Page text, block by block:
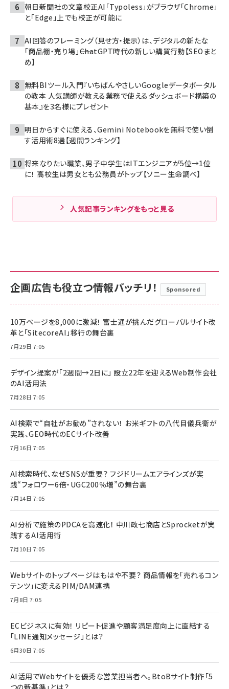
朝日新聞社の文章校正AI「Typoless」がブラウザ「Chrome」
と「Edge」上でも校正が可能に
AI回答のフレーミング（見せ方・提示）は、デジタルの新たな
「商品棚・売り場」――ChatGPT時代の新しい購買行動【SEOまと
め】
無料BIツール入門『いちばんやさしいGoogleデータポータル
の教本 人気講師が教える業務で使えるダッシュボード構築の
基本』を3名様にプレゼント
明日からすぐに使える、Gemini Notebookを無料で使い倒
す活用術8選【週間ランキング】
将来なりたい職業、男子中学生はITエンジニアが5位→1位
に！ 高校生は男女とも公務員がトップ【ソニー生命調べ】
人気記事ランキングをもっと見る
企画広告も役立つ情報バッチリ！ Sponsored
10万ページを8,000に激減！ 富士通が挑んだグローバルサイト改
革と「SitecoreAI」移行の舞台裏
7月29日 7:05
デザイン提案が「2週間→2日に」 設立22年を迎えるWeb制作会社
のAI活用法
7月28日 7:05
AI検索で“自社がお勧め”されない！ お米ギフトの八代目儀兵衛が
実践、GEO時代のECサイト改善
7月16日 7:05
AI検索時代、なぜSNSが重要？ フジドリームエアラインズが実
践“フォロワー6倍・UGC200％増”の舞台裏
7月14日 7:05
AI分析で施策のPDCAを高速化！ 中川政七商店とSprocketが実
践するAI活用術
7月10日 7:05
Webサイトのトップページはもはや不要？ 商品情報を「売れるコン
テンツ」に変えるPIM/DAM連携
7月8日 7:05
ECビジネスに有効！ リピート促進や顧客満足度向上に直結する
「LINE通知メッセージ」とは？
6月30日 7:05
AI活用でWebサイトを優秀な営業担当者へ。BtoBサイト制作「5
つの新基準」とは？